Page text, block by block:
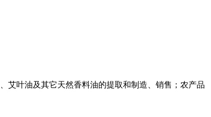
艾叶油及其它天然香料油的提取和制造、销售；农产品